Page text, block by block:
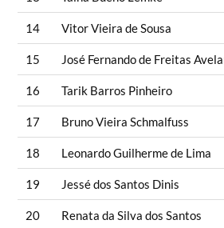
14 Vitor Vieira de Sousa
15 José Fernando de Freitas
16 Tarik Barros Pinheiro
17 Bruno Vieira Schmalfuss
18 Leonardo Guilherme de Lima
19 Jessé dos Santos Dinis
20 Renata da Silva dos Santos